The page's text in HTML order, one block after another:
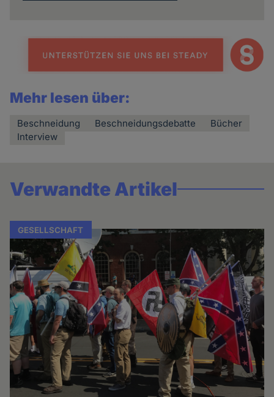
Mehr lesen über:
Beschneidung Beschneidungsdebatte
Bücher
Interview
Verwandte Artikel
GESELLSCHAFT